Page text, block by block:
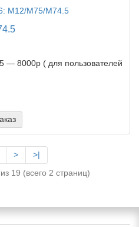
8000р ( для пользователей
>
>|
19 (всего 2 страниц)